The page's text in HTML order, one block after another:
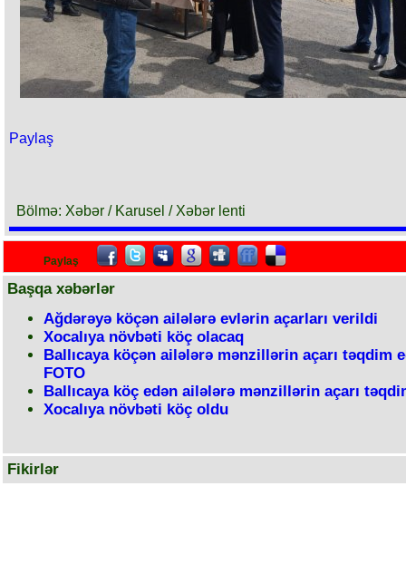
Paylaş
Bölmə: Xəbər / Karusel / Xəbər lenti
Paylaş
Başqa xəbərlər
Ağdərəyə köçən ailələrə evlərin açarları verildi
Xocalıya növbəti köç olacaq
Ballıcaya köçən ailələrə mənzillərin açarı təqdim
FOTO
Ballıcaya köç edən ailələrə mənzillərin açarı
Xocalıya növbəti köç oldu
Fikirlər